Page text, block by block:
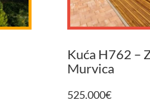
Kuća H762 –
Murvica
525.000€